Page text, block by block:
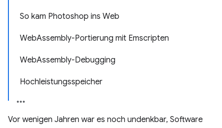
So kam Photoshop ins Web
WebAssembly-Portierung mit Emscripten
WebAssembly-Debugging
Hochleistungsspeicher
Vor wenigen Jahren war es noch undenkbar, Software